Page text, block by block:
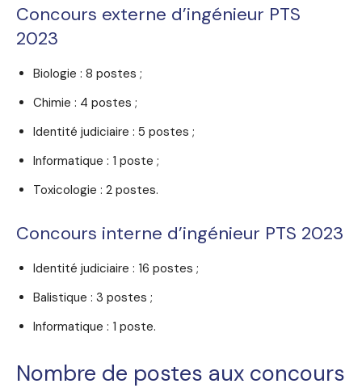
Concours externe d’ingénieur PTS
2023
Biologie : 8 postes ;
Chimie : 4 postes ;
Identité judiciaire : 5 postes ;
Informatique : 1 poste ;
Toxicologie : 2 postes.
Concours interne d’ingénieur PTS 2023
Identité judiciaire : 16 postes ;
Balistique : 3 postes ;
Informatique : 1 poste.
Nombre de postes aux concours